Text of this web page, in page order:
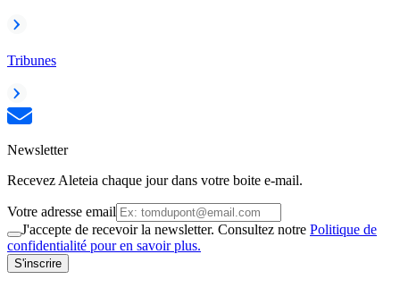
Tribunes
Newsletter
Recevez Aleteia chaque jour dans votre boite e-mail.
Votre adresse email
J'accepte de recevoir la newsletter. Consultez notre Politique de
confidentialité pour en savoir plus.
S'inscrire